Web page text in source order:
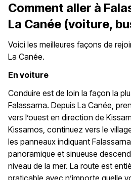
Comment aller à
La Canée (voiture,
Voici les meilleures façons de
La Canée.
En voiture
Conduire est de loin la façon la
Falassarna. Depuis La Canée,
vers l’ouest en direction de
Kissamos, continuez vers le
les panneaux indiquant
panoramique et sinueuse descend
niveau de la mer. La route est